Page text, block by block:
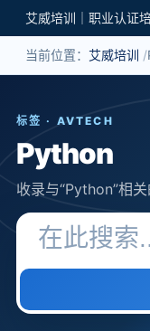
当前位置： 艾威培训
标签 · AVTECH
Python
收录与“Python”相
搜索关键词